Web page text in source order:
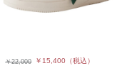
￥22,000 ￥15,400 （税込）